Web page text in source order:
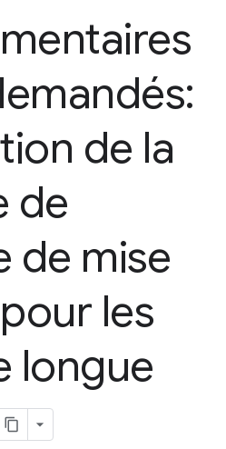
de la
de
de mise
les
longue